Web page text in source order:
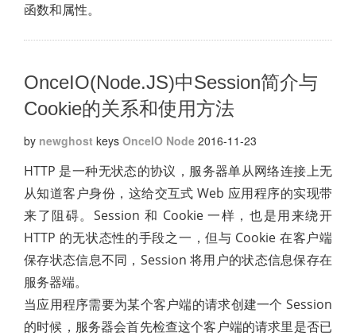
函数和属性。
OnceIO(Node.JS)中Session简介与
Cookie的关系和使用方法
by newghost keys OnceIO Node 2016-11-23
HTTP 是一种无状态的协议，服务器单从网络连接上无
从知道客户身份，这给交互式 Web 应用程序的实现带
来了阻碍。Session 和 Cookie 一样，也是用来绕开
HTTP 的无状态性的手段之一，但与 Cookie 在客户端
保存状态信息不同，Session 将用户的状态信息保存在
服务器端。
当应用程序需要为某个客户端的请求创建一个 Session
的时候，服务器会首先检查这个客户端的请求里是否已